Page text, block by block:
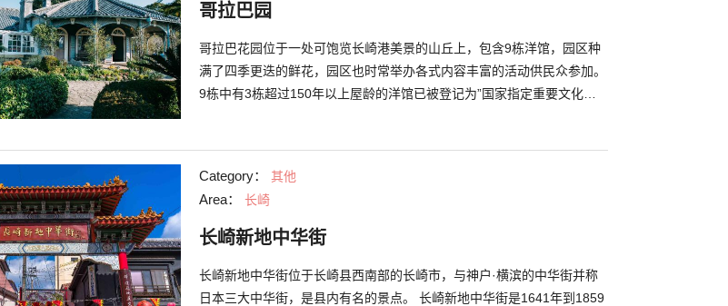
哥拉巴园
哥拉巴花园位于一处可饱览长崎港美景的山丘上，包含9栋洋馆，园区种
满了四季更迭的鲜花，园区也时常举办各式内容丰富的活动供民众参加。
9栋中有3栋超过150年以上屋龄的洋馆已被登记为”国家指定重要文化遗
四季都有紫阳花、粉蝶花…等漂亮花朵轮番上阵，不论是夏季五光十色的
灯光活动；或是冬季时缤纷浪漫的灯笼祭典，都是花园的一大魅力。
Category： 其他
Area： 长崎
长崎新地中华街
长崎新地中华街位于长崎县西南部的长崎市，与神户·横滨的中华街并称
日本三大中华街，是县内有名的景点。 长崎新地中华街是1641年到1859